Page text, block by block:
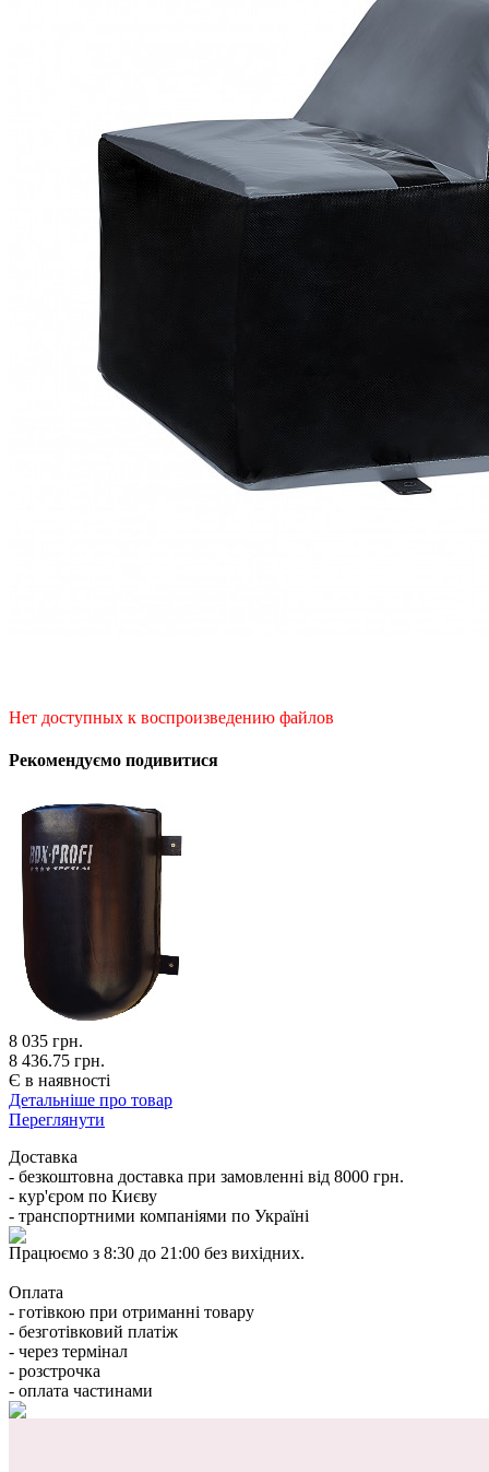
Нет доступных к воспроизведению файлов
Рекомендуємо подивитися
8 035 грн.
8 436.75 грн.
Є в наявності
Детальніше про товар
Переглянути
Доставка
- безкоштовна доставка при замовленні від 8000 грн.
- кур'єром по Києву
- транспортними компаніями по Україні
Працюємо з 8:30 до 21:00 без вихідних.
Оплата
- готівкою при отриманні товару
- безготівковий платіж
- через термінал
- розстрочка
- оплата частинами